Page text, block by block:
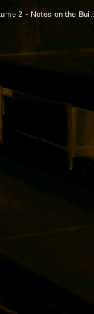
2 - Notes on the